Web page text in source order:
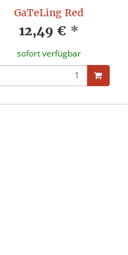
GaTeLing Red
12,49 € *
sofort verfügbar